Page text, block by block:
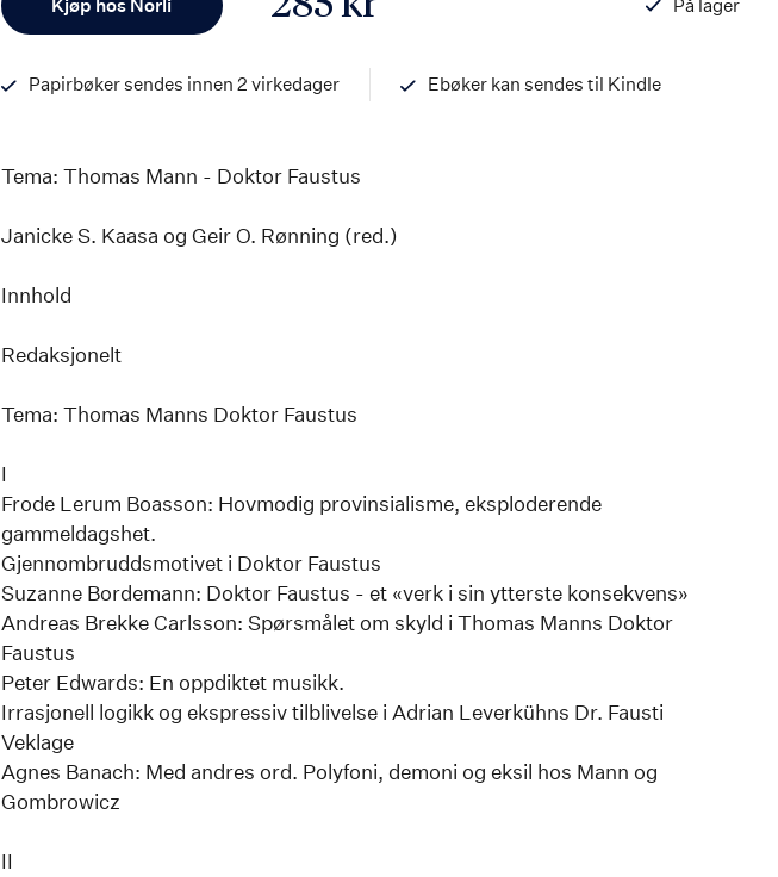
Kjøp hos Norli
På lager
Papirbøker sendes innen 2 virkedager
Ebøker kan sendes til Kindle
Tema: Thomas Mann - Doktor Faustus
Janicke S. Kaasa og Geir O. Rønning (red.)
Innhold
Redaksjonelt
Tema: Thomas Manns Doktor Faustus
I
Frode Lerum Boasson: Hovmodig provinsialisme, eksploderende
gammeldagshet.
Gjennombruddsmotivet i Doktor Faustus
Suzanne Bordemann: Doktor Faustus - et «verk i sin ytterste konsekvens»
Andreas Brekke Carlsson: Spørsmålet om skyld i Thomas Manns Doktor
Faustus
Peter Edwards: En oppdiktet musikk.
Irrasjonell logikk og ekspressiv tilblivelse i Adrian Leverkühns Dr. Fausti
Veklage
Agnes Banach: Med andres ord. Polyfoni, demoni og eksil hos Mann og
Gombrowicz
II